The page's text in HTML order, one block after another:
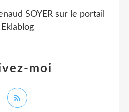
moi
SOYER sur le portail
Eklablog